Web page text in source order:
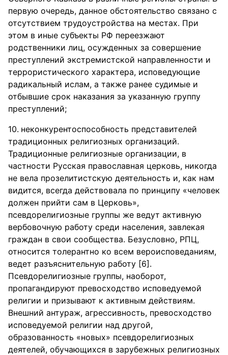
первую очередь, данное обстоятельство связано с
отсутствием трудоустройства на местах. При
этом в иные субъекты РФ переезжают
родственники лиц, осужденных за совершение
преступлений экстремистской направленности и
террористического характера, исповедующие
радикальный ислам, а также ранее судимые и
отбывшие срок наказания за указанную группу
преступлений;
неконкурентоспособность представителей
традиционных религиозных организаций.
Традиционные религиозные организации, в
частности Русская православная церковь, никогда
не вела прозелитистскую деятельность и, как нам
видится, всегда действовала по принципу «человек
должен прийти сам в Церковь»,
псевдорелигиозные группы же ведут активную
вербовочную работу среди населения, завлекая
граждан в свои сообщества. Безусловно, РПЦ,
относится толерантно ко всем вероисповеданиям,
ведет разъяснительную работу [6].
Псевдорелигиозные группы, наоборот,
пропагандируют превосходство исповедуемой
религии и призывают к активным действиям.
Внешний антураж, агрессивность, превосходство
исповедуемой религии над другой,
образованность «новых» псевдорелигиозных
деятелей, обучающихся в зарубежных религиозных